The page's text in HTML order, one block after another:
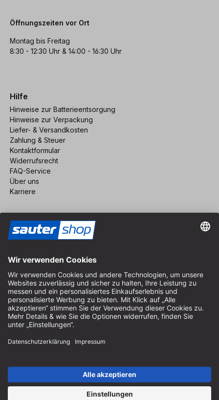
Öffnungszeiten vor Ort
Montag bis Freitag
8:30 - 12:30 Uhr & 14:00 - 16:30 Uhr
Hilfe
Hinweise zur Batterieentsorgung
Hinweise zur Verpackung
Liefer- & Versandkosten
Zahlung & Steuer
Kontaktformular
Widerrufsrecht
FAQ-Service
Über uns
Karriere
Impressum
AGB
Datenschutz
Cookie-Einstellungen
© 2026 sauter GmbH
* kostenloser Versand ab 150 Euro Bestellwert innerhalb
Deutschlands für die Standard-Paketgrößen - ausgenommen
Sperrgut und Fracht
In Abh. des Lieferlandes kann die MwSt. an der Kasse variieren.